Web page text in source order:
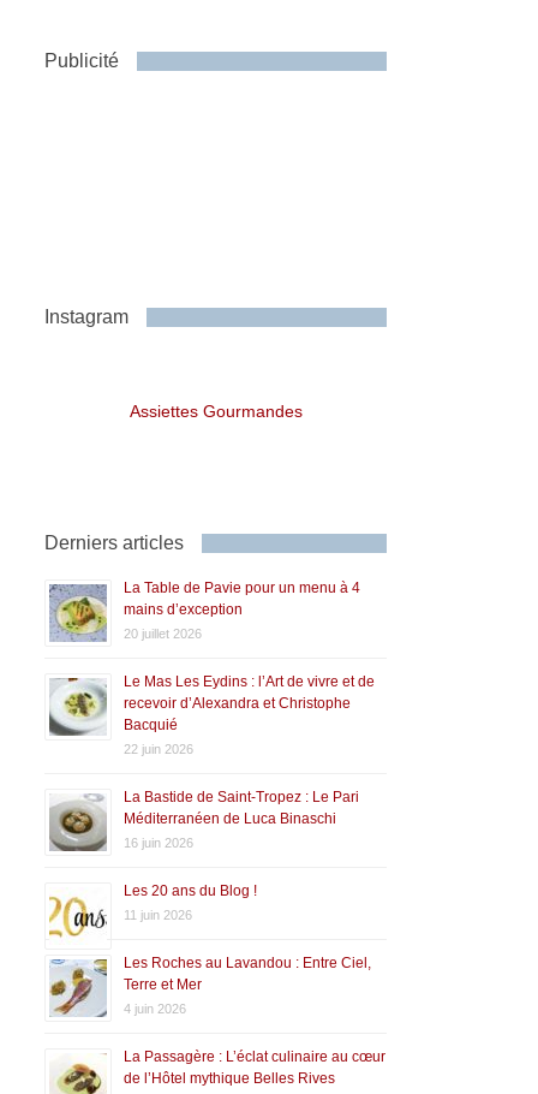
Publicité
Instagram
Assiettes Gourmandes
Derniers articles
La Table de Pavie pour un menu à 4
mains d’exception
20 juillet 2026
Le Mas Les Eydins : l’Art de vivre et de
recevoir d’Alexandra et Christophe
Bacquié
22 juin 2026
La Bastide de Saint-Tropez : Le Pari
Méditerranéen de Luca Binaschi
16 juin 2026
Les 20 ans du Blog !
11 juin 2026
Les Roches au Lavandou : Entre Ciel,
Terre et Mer
4 juin 2026
La Passagère : L’éclat culinaire au cœur
de l’Hôtel mythique Belles Rives